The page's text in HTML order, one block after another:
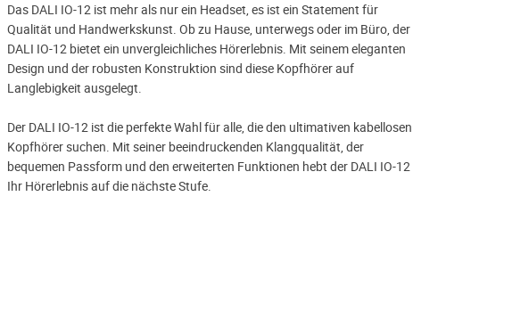
Das DALI IO-12 ist mehr als nur ein Headset, es ist ein Statement für
Qualität und Handwerkskunst. Ob zu Hause, unterwegs oder im Büro, der
DALI IO-12 bietet ein unvergleichliches Hörerlebnis. Mit seinem eleganten
Design und der robusten Konstruktion sind diese Kopfhörer auf
Langlebigkeit ausgelegt.
Der DALI IO-12 ist die perfekte Wahl für alle, die den ultimativen kabellosen
Kopfhörer suchen. Mit seiner beeindruckenden Klangqualität, der
bequemen Passform und den erweiterten Funktionen hebt der DALI IO-12
Ihr Hörerlebnis auf die nächste Stufe.